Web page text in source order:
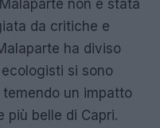
non è stata
da critiche e
ha diviso
ecologisti si sono
un impatto
più belle di Capri.